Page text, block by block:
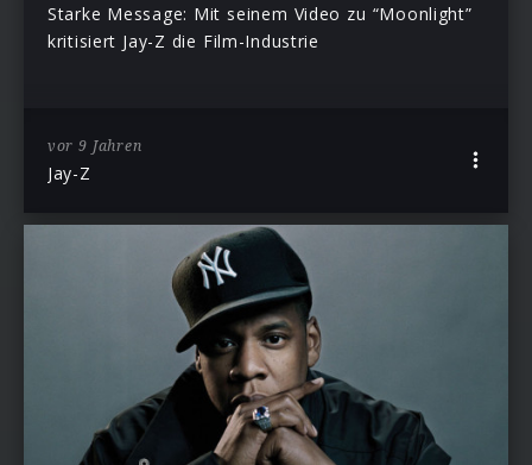
Starke Message: Mit seinem Video zu “Moonlight”
kritisiert Jay-Z die Film-Industrie
vor 9 Jahren
Jay-Z